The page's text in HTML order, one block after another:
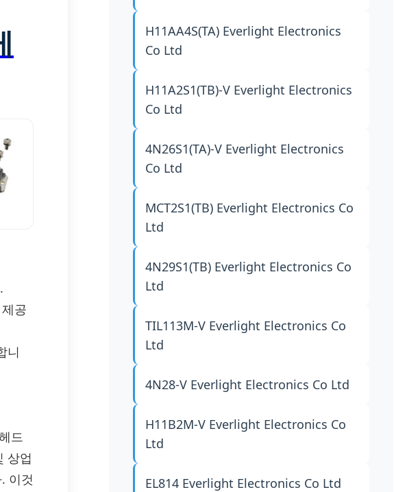
공
니
드
상업
이것
H11AA4S(TA) Everlight Electronics
Co Ltd
H11A2S1(TB)-V Everlight Electronics
Co Ltd
4N26S1(TA)-V Everlight Electronics
Co Ltd
MCT2S1(TB) Everlight Electronics Co
Ltd
4N29S1(TB) Everlight Electronics Co
Ltd
TIL113M-V Everlight Electronics Co
Ltd
4N28-V Everlight Electronics Co Ltd
H11B2M-V Everlight Electronics Co
Ltd
EL814 Everlight Electronics Co Ltd